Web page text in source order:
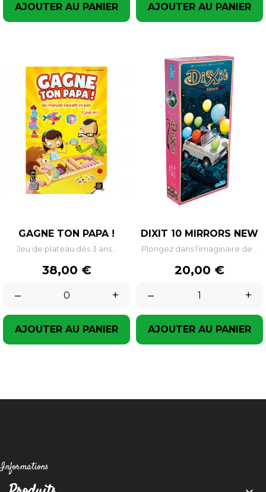
AJOUTER AU PANIER AJOUTER AU PANIER
GAGNE TON PAPA !
Jeu de plateau dès 3 ans...
Prix
38,00 €
–
+
AJOUTER AU PANIER
DIXIT 10 MIRRORS NEW
Plongez dans l’imaginaire de...
Prix
20,00 €
–
+
AJOUTER AU PANIER
Informations